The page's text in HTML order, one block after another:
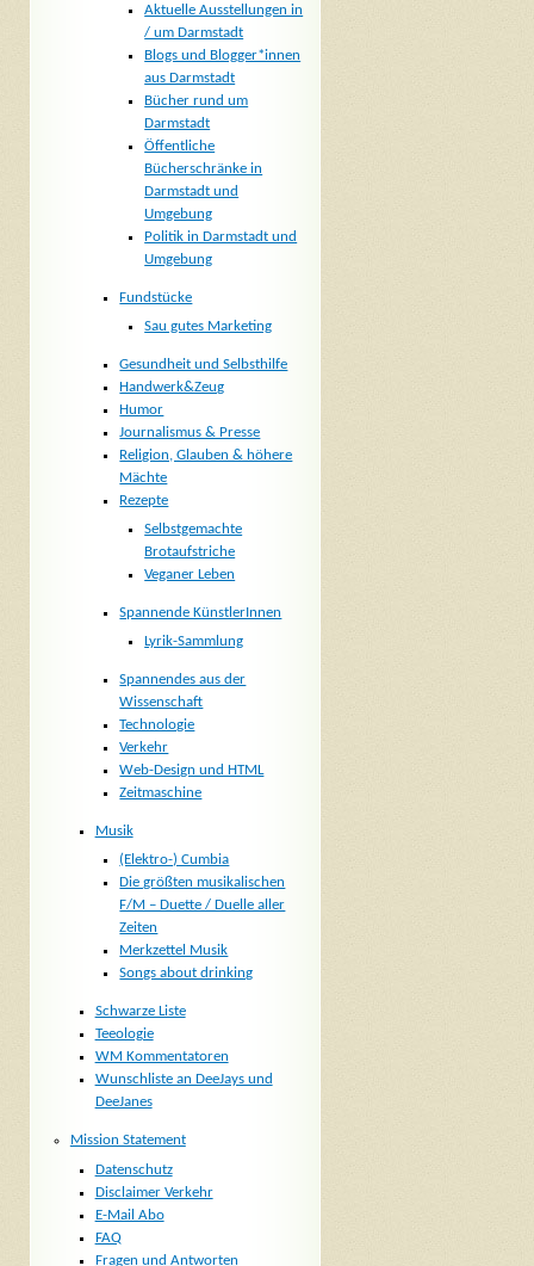
Aktuelle Ausstellungen in
/ um Darmstadt
Blogs und Blogger*innen
aus Darmstadt
Bücher rund um
Darmstadt
Öffentliche
Bücherschränke in
Darmstadt und
Umgebung
Politik in Darmstadt und
Umgebung
Fundstücke
Sau gutes Marketing
Gesundheit und Selbsthilfe
Handwerk&Zeug
Humor
Journalismus & Presse
Religion, Glauben & höhere
Mächte
Rezepte
Selbstgemachte
Brotaufstriche
Veganer Leben
Spannende KünstlerInnen
Lyrik-Sammlung
Spannendes aus der
Wissenschaft
Technologie
Verkehr
Web-Design und HTML
Zeitmaschine
Musik
(Elektro-) Cumbia
Die größten musikalischen
F/M – Duette / Duelle aller
Zeiten
Merkzettel Musik
Songs about drinking
Schwarze Liste
Teeologie
WM Kommentatoren
Wunschliste an DeeJays und
DeeJanes
Mission Statement
Datenschutz
Disclaimer Verkehr
E-Mail Abo
FAQ
Fragen und Antworten